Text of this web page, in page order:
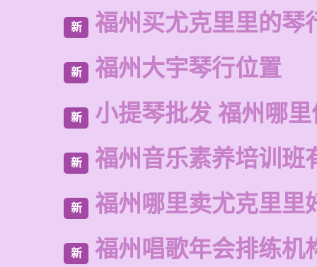
新 福州买尤克里里的琴
新 福州大宇琴行位置
新 小提琴批发 福州哪
新 福州音乐素养培训班
新 福州哪里卖尤克里里
新 福州唱歌年会排练机